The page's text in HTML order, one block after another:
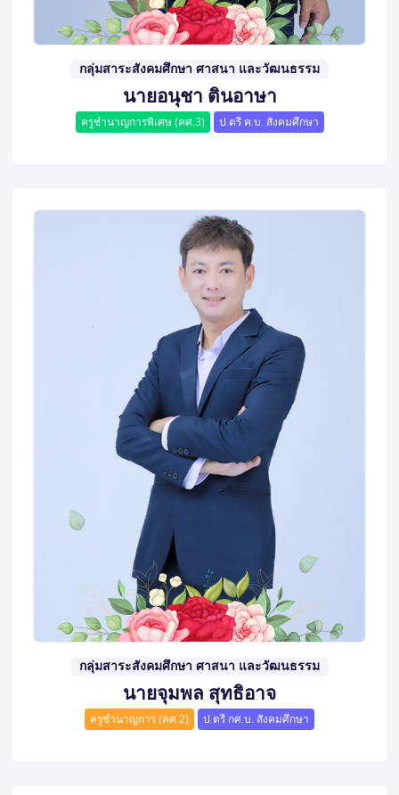
กลุ่มสาระสังคมศึกษา ศาสนา และวัฒนธรรม
นายอนุชา ตินอาษา
ครูชำนาญการพิเศษ (คศ.3) ป.ตรี ค.บ. สังคมศึกษา
กลุ่มสาระสังคมศึกษา ศาสนา และวัฒนธรรม
นายจุมพล สุทธิอาจ
ครูชำนาญการ (คศ.2) ป.ตรี กศ.บ. สังคมศึกษา